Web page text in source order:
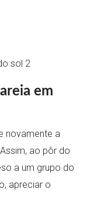
em
novamente a
ao pôr do
a um grupo do
apreciar o